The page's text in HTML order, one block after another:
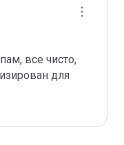
все чисто,
для